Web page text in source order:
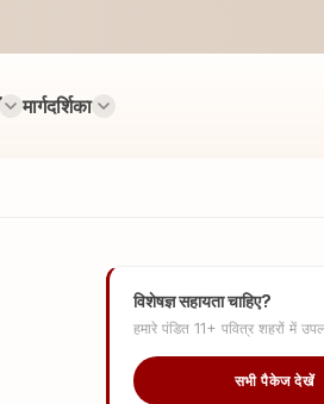
मार्गदर्शिका
विशेषज्ञ सहायता चाहिए?
हमारे पंडित 11+ पवित्र शहरों में
सभी पैकेज देखें